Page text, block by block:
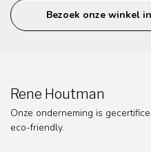
Bezoek onze winkel
Rene Houtman
Onze onderneming is
eco-friendly.